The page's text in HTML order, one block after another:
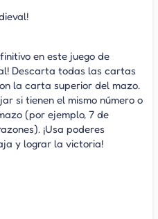
en este juego de
Descarta todas las cartas
la carta superior del mazo.
si tienen el mismo número o
(por ejemplo, 7 de
¡Usa poderes
y lograr la victoria!